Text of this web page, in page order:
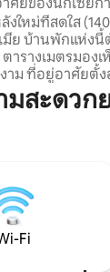
งใหม่ที่สดใส
มีย บ้านพักแห่ง
ตารางเมตรมองเ
นหมู่บ้าน Ruś
ก Olsztyn 7 กม.
บบ้านหลายหลัง ห้องนั่งเล่น
(แต่ละห้องมีโถ
งสุขาเพิ่มเติม
มสะดว
Fi